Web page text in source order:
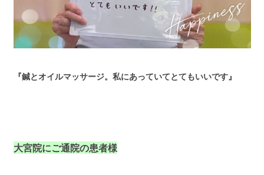
『鍼とオイルマッサージ。私にあっていてとてもいいです』
大宮院にご通院の患者様